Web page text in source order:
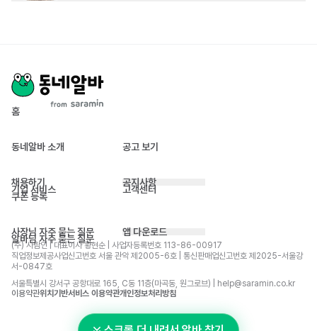
홈
동네알바 소개 공고 보기
채용하기
기업 서비스
쿠폰 등록
공지사항
고객센터
사장님 자주 묻는 질문
알바님 자주 묻는 질문
앱 다운로드
(주) 사람인 | 대표이사 황현순 | 사업자등록번호 113-86-00917
직업정보제공사업신고번호 서울 관악 제2005-6호 | 통신판매업신고번호 제2025-서울강
서-0847호
서울특별시 강서구 공항대로 165, C동 11층(마곡동, 원그로브) | help@saramin.co.kr
이용약관위치기반서비스 이용약관개인정보처리방침